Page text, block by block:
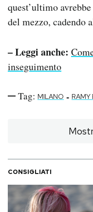
quest’ultimo
del mezzo, cadendo
– Leggi anche:
inseguimento
Tag: MILANO - RAMY
CONSIGLIATI